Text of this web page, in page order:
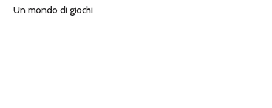
Un mondo di giochi